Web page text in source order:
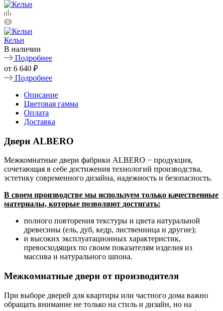
Кельн
В наличии
Подробнее
от 6 640 ₽
Подробнее
Описание
Цветовая гамма
Оплата
Доставка
Двери ALBERO
Межкомнатные двери фабрики ALBERO − продукция,
сочетающая в себе достижения технологий производства,
эстетику современного дизайна, надежность и безопасность.
В своем производстве мы используем только качественные
материалы, которые позволяют достигать:
полного повторения текстуры и цвета натуральной
древесины (ель, дуб, кедр, лиственница и другие);
и высоких эксплуатационных характеристик,
превосходящих по своим показателям изделия из
массива и натурального шпона.
Межкомнатные двери от производителя
При выборе дверей для квартиры или частного дома важно
обращать внимание не только на стиль и дизайн, но на